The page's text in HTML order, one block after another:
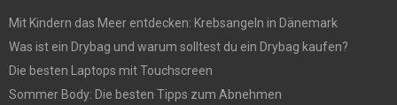
Mit Kindern das Meer entdecken: Krebsangeln in Dänemark
Was ist ein Drybag und warum solltest du ein Drybag kaufen?
Die besten Laptops mit Touchscreen
Sommer Body: Die besten Tipps zum Abnehmen